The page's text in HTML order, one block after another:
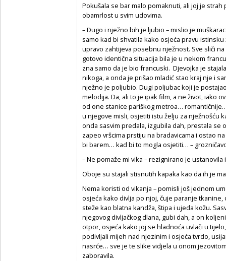
Pokušala se bar malo pomaknuti, ali joj je
obamrlost u svim udovima.
– Dugo i nježno bih je ljubio – mislio je
samo kad bi shvatila kako osjeća pravu
upravo zahtijeva posebnu nježnost. Sve sliči
gotovo identična situacija bila je u nekom
zna samo da je bio francuski. Djevojka je
nikoga, a onda je prišao mladić stao kraj nje i
nježno je poljubio. Dugi poljubac koji je
melodija. Da, ali to je ipak film, a ne život, iako
od one stanice pariškog metroa…
u njegove misli, osjetiti istu želju za nježnošću
onda sasvim predala, izgubila dah, prestala
zapeo vršcima prstiju na bradavicama i ostao
bi barem… kad bi to mogla osjetiti… –
– Ne pomaže mi vika – rezignirano je ustanovila
Oboje su stajali stisnutih kapaka kao da ih je
Nema koristi od vikanja – pomisli još jednom
osjeća kako divlja po njoj, čuje paranje
steže kao blatna kandža, štipa i ujeda kožu.
njegovog divljačkog dlana, gubi dah, a on
otpor, osjeća kako joj se hladnoća uvlači u
podivljali mijeh nad njezinim i osjeća tvrdo,
nasrće… sve je te slike vidjela u onom
zaboravila.